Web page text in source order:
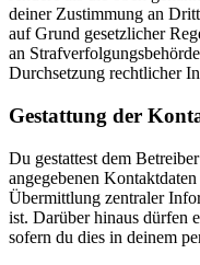
deiner Zustimmung an
auf Grund gesetzlicher
an
Durchsetzung rechtlicher
Gestattung der
Du gestattest dem
angegebenen
Übermittlung zentraler
ist. Darüber hinaus dürfen
sofern du dies in deinem